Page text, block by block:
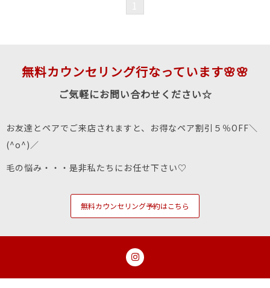
無料カウンセリング行なっています🌸🌸
ご気軽にお問い合わせください☆
お友達とペアでご来店されますと、お得なペア割引５％OFF＼
(^o^)／
毛の悩み・・・是非私たちにお任せ下さい♡
無料カウンセリング予約はこちら